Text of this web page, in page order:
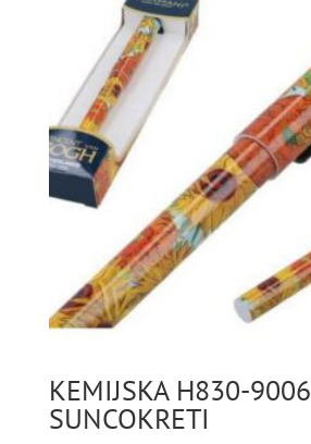
KEMIJSKA H830-9006
SUNCOKRETI